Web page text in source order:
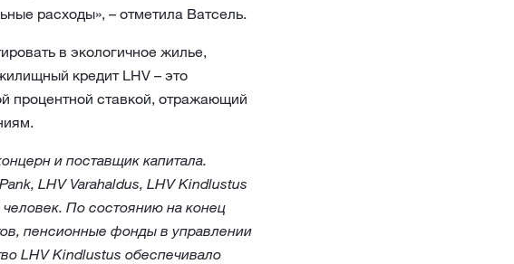
расходы», – отметила Ватсель.
в экологичное жилье,
кредит LHV – это
процентной ставкой, отражающий
и поставщик капитала.
LHV Varahaldus, LHV Kindlustus
По состоянию на конец
пенсионные фонды в управлении
LHV Kindlustus обеспечивало